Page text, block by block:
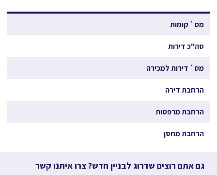
מס` קומות
סה"כ דירות
מס` דירות למכירה
הרחבת דירה
הרחבת מרפסות
הרחבת מחסן
גם אתם רוצים שדרוג לבניין חדש? צרו איתנו קשר